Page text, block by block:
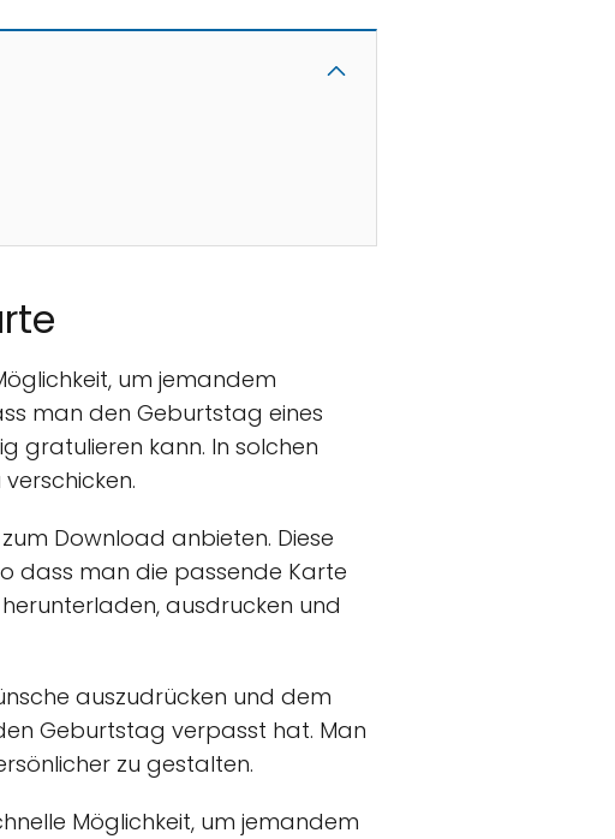
um jemandem
man den Geburtstag eines
gratulieren kann. In solchen
Download anbieten. Diese
dass man die passende Karte
ausdrucken und
auszudrücken und dem
Geburtstag verpasst hat. Man
zu gestalten.
Möglichkeit, um jemandem